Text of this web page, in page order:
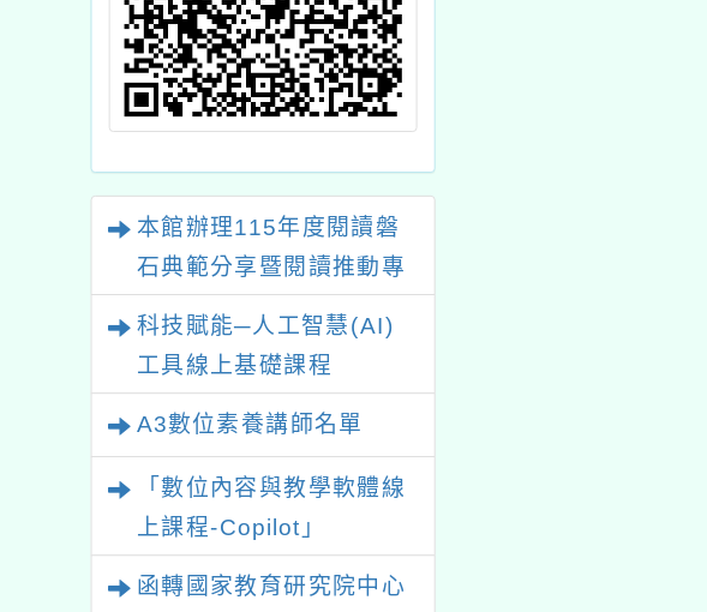
本館辦理115年度閱讀磐
石典範分享暨閱讀推動專
業研習
科技賦能─人工智慧(AI)
工具線上基礎課程
A3數位素養講師名單
「數位內容與教學軟體線
上課程-Copilot」
函轉國家教育研究院中心